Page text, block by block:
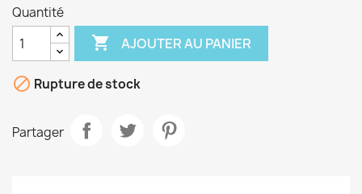
Quantité
 AJOUTER AU PANIER
 Rupture de stock
Partager